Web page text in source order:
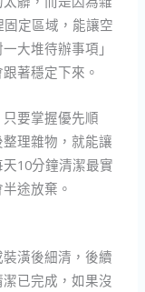
定區域，能讓空
大堆待辦事項」
著穩定下來。
要掌握優先順
理雜物，就能讓
10分鐘清潔最實
途放棄。
潢後細清，後續
已完成，如果沒